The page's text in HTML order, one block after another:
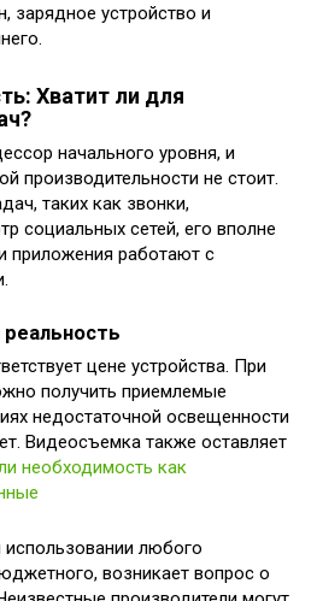
зарядное устройство и
Хватит ли для
начального уровня, и
производительности не стоит.
таких как звонки,
социальных сетей, его вполне
приложения работают с
цене устройства. При
получить приемлемые
недостаточной освещенности
Видеосъемка также оставляет
необходимость как
любого
возникает вопрос о